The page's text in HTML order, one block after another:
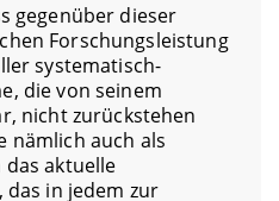
gegenüber dieser
Forschungsleistung
systematisch-
die von seinem
nicht zurückstehen
nämlich auch als
das aktuelle
in jedem zur